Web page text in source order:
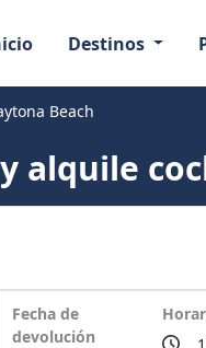
Destinos
Beach
alquile
Fecha de
devolución